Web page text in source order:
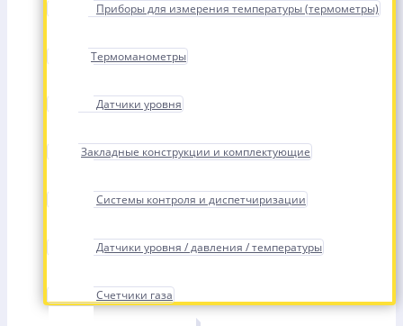
Приборы для измерения температуры (термометры)
Термоманометры
Датчики уровня
Закладные конструкции и комплектующие
Системы контроля и диспетчиризации
Датчики уровня / давления / температуры
Счетчики газа